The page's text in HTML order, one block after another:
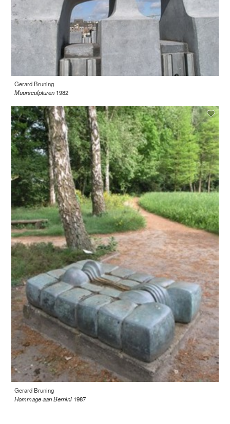
Gerard Bruning
Muursculpturen 1982
Gerard Bruning
Hommage aan Bernini 1987